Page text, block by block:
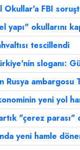
Okullar'a FBI
yapı" okullarını
tescillendi
sloganı:
Rusya
yeni yol
"çerez parası"
yeni hamle